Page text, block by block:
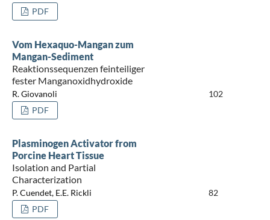
PDF
Vom Hexaquo-Mangan zum
Mangan-Sediment
Reaktionssequenzen feinteiliger
fester Manganoxidhydroxide
R. Giovanoli
102
PDF
Plasminogen Activator from
Porcine Heart Tissue
Isolation and Partial
Characterization
P. Cuendet, E.E. Rickli
82
PDF